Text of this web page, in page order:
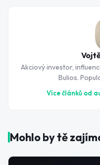
Akciový investor,
Bulios.
Více článků od
Mohlo by tě